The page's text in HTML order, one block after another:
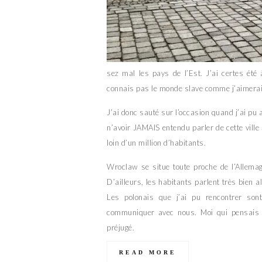
sez mal les pays de l’Est. J’ai certes
connais pas le monde slave comme
J’ai donc sauté sur l’occasion quand j’ai
n’avoir JAMAIS entendu parler de cette
loin d’un million d’habitants.
Wroclaw se situe toute proche de
D’ailleurs, les habitants parlent très bien
Les polonais que j’ai pu rencontrer
communiquer avec nous. Moi qui
préjugé.
READ MORE